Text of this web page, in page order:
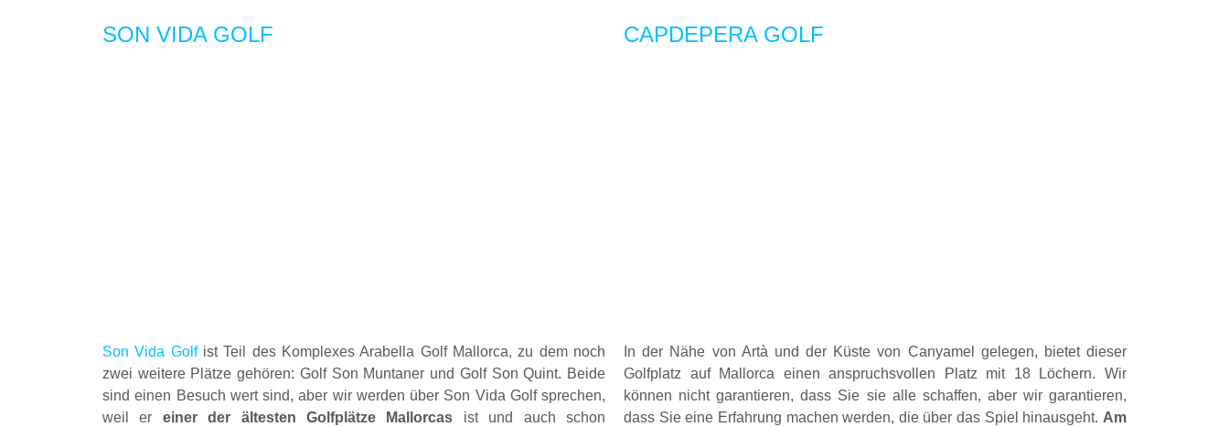
SON VIDA GOLF
Son Vida Golfist Teil des Komplexes Arabella Golf Mallorca, zu dem noch
zwei weitere Plätze gehören: Golf Son Muntaner und Golf Son Quint. Beide
sind einen Besuch wert sind, aber wir werden über Son Vida Golf sprechen,
weil er einer der ältesten Golfplätze Mallorcas ist und auch schon
CAPDEPERA GOLF
In der Nähe von Artà und der Küste von Canyamel gelegen, bietet dieser
Golfplatz auf Mallorca einen anspruchsvollen Platz mit 18 Löchern. Wir
können nicht garantieren, dass Sie sie alle schaffen, aber wir garantieren,
dass Sie eine Erfahrung machen werden, die über das Spiel hinausgeht. Am